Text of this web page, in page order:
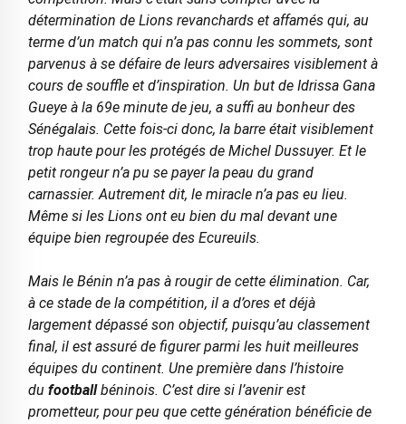
détermination de Lions revanchards et affamés qui, au
terme d’un match qui n’a pas connu les sommets, sont
parvenus à se défaire de leurs adversaires visiblement à
cours de souffle et d’inspiration. Un but de Idrissa Gana
Gueye à la 69e minute de jeu, a suffi au bonheur des
Sénégalais. Cette fois-ci donc, la barre était visiblement
trop haute pour les protégés de Michel Dussuyer. Et le
petit rongeur n’a pu se payer la peau du grand
carnassier. Autrement dit, le miracle n’a pas eu lieu.
Même si les Lions ont eu bien du mal devant une
équipe bien regroupée des Ecureuils.
Mais le Bénin n’a pas à rougir de cette élimination. Car,
à ce stade de la compétition, il a d’ores et déjà
largement dépassé son objectif, puisqu’au classement
final, il est assuré de figurer parmi les huit meilleures
équipes du continent. Une première dans l’histoire
du footballbéninois. C’est dire si l’avenir est
prometteur, pour peu que cette génération bénéficie de